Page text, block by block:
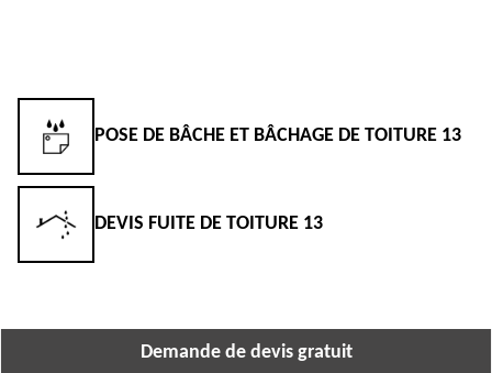
POSE DE BÂCHE ET BÂCHAGE DE TOITURE 13
DEVIS FUITE DE TOITURE 13
Demande de devis gratuit